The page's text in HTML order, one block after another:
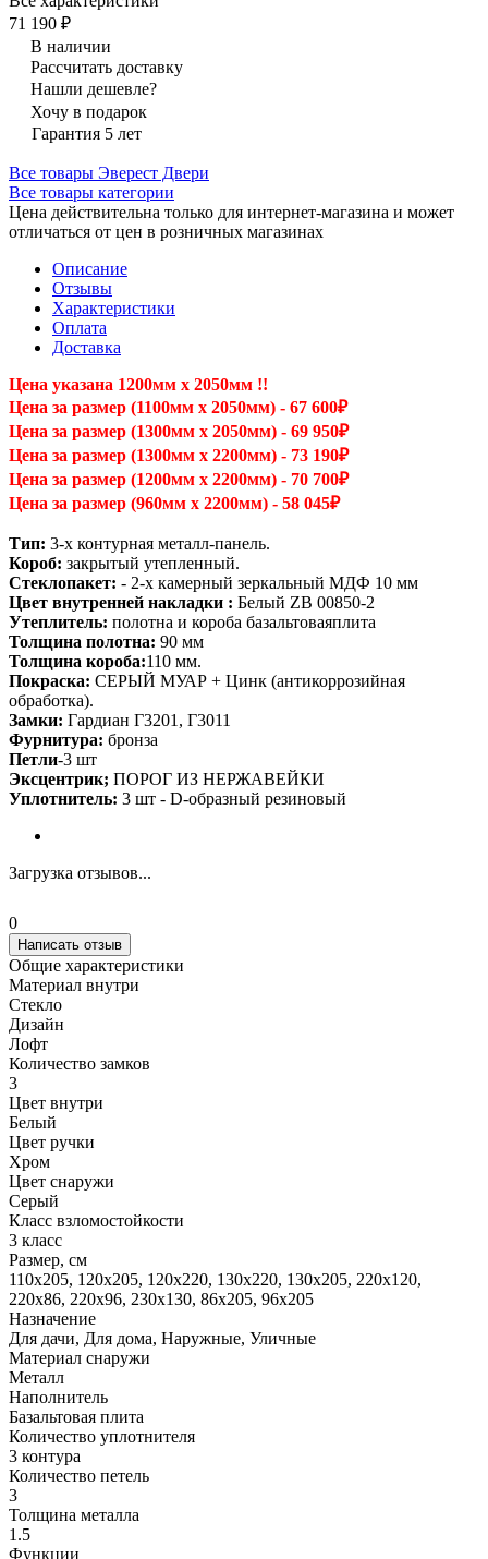
71 190 ₽
В наличии
Рассчитать доставку
Нашли дешевле?
Хочу в подарок
Гарантия 5 лет
Все товары Эверест Двери
Все товары категории
Цена действительна только для интернет-магазина и может
отличаться от цен в розничных магазинах
Описание
Отзывы
Характеристики
Оплата
Доставка
Цена указана 1200мм х 2050мм !!
Цена за размер (1100мм х 2050мм) - 67 600₽
Цена за размер (1300мм х 2050мм) - 69 950₽
Цена за размер (1300мм х 2200мм) - 73 190₽
Цена за размер (1200мм х 2200мм) - 70 700₽
Цена за размер (960мм х 2200мм) - 58 045₽
Тип: 3-х контурная металл-панель.
Короб: закрытый утепленный.
Стеклопакет: - 2-х камерный зеркальный МДФ 10 мм
Цвет внутренней накладки : Белый ZB 00850-2
Утеплитель: полотна и короба базальтоваяплита
Толщина полотна: 90 мм
Толщина короба:110 мм.
Покраска: СЕРЫЙ МУАР + Цинк (антикоррозийная
обработка).
Замки: Гардиан Г3201, Г3011
Фурнитура: бронза
Петли-3 шт
Эксцентрик; ПОРОГ ИЗ НЕРЖАВЕЙКИ
Уплотнитель: 3 шт - D-образный резиновый
Загрузка отзывов...
0
Написать отзыв
Общие характеристики
Материал внутри
Стекло
Дизайн
Лофт
Количество замков
3
Цвет внутри
Белый
Цвет ручки
Хром
Цвет снаружи
Серый
Класс взломостойкости
3 класс
Размер, cм
110х205, 120x205, 120x220, 130x220, 130х205, 220х120,
220х86, 220х96, 230х130, 86x205, 96x205
Назначение
Для дачи, Для дома, Наружные, Уличные
Материал снаружи
Металл
Наполнитель
Базальтовая плита
Количество уплотнителя
3 контура
Количество петель
3
Толщина металла
1.5
Функции